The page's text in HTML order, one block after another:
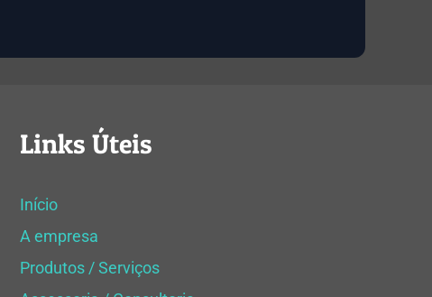
Links Úteis
Início
A empresa
Produtos / Serviços